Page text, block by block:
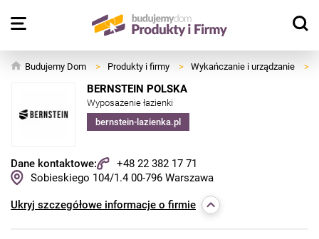
Budujemy Dom > Produkty i firmy > Wykańczanie i urządzanie >
BERNSTEIN POLSKA
Wyposażenie łazienki
bernstein-lazienka.pl
Dane kontaktowe:
+48 22 382 17 71
Sobieskiego 104/1.4 00-796 Warszawa
Ukryj szczegółowe informacje o firmie